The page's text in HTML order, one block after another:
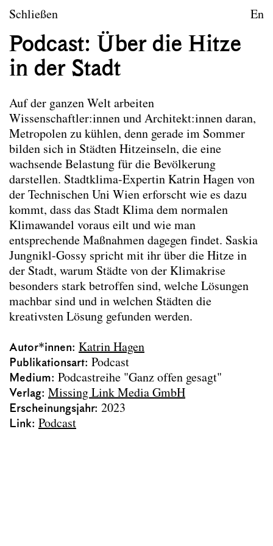
zum Inhalt springen
Landschaftsarchitektur
Leitbild
Lehre
Forschungsprojekte
Publikationen
Schließen En
Podcast: Über die Hitze
in der Stadt
Auf der ganzen Welt arbeiten
Wissenschaftler:innen und Architekt:innen daran,
Metropolen zu kühlen, denn gerade im Sommer
bilden sich in Städten Hitzeinseln, die eine
wachsende Belastung für die Bevölkerung
darstellen. Stadtklima-Expertin Katrin Hagen von
der Technischen Uni Wien erforscht wie es dazu
kommt, dass das Stadt Klima dem normalen
Klimawandel voraus eilt und wie man
entsprechende Maßnahmen dagegen findet. Saskia
Jungnikl-Gossy spricht mit ihr über die Hitze in
der Stadt, warum Städte von der Klimakrise
besonders stark betroffen sind, welche Lösungen
machbar sind und in welchen Städten die
kreativsten Lösung gefunden werden.
Autor*innen Katrin Hagen
Publikationsart Podcast
Medium Podcastreihe "Ganz offen gesagt"
Verlag Missing Link Media GmbH
Erscheinungsjahr 2023
Link Podcast
Publikationen
Die hier ausgewählten Publikationen der
Mitarbeiter*innen von Landscape spiegeln das
Leitbild des Forschungsbereichs wider. Nicht alle
angeführten Publikationen wurden im Rahmen der
Tätigkeit am Forschungsbereich verfasst.
Co-Habitation
Kontextspezifität
Klimawandelanpassung
Co-Creation
Podcast: Zukunft Stadt #24
Podcast: Zukunft Stadt #33
Podcast: Zukunft Stadt #34(2025)
Podcast: Zukunft Stadt #11(2024)
Podcast: A Palaver
Podcast: Über die Hitze in der Stadt